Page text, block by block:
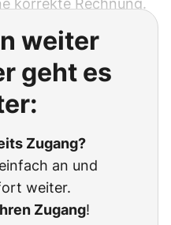
korrekte Rechnung.
weiter
geht es
Zugang?
an und
weiter.
Zugang!